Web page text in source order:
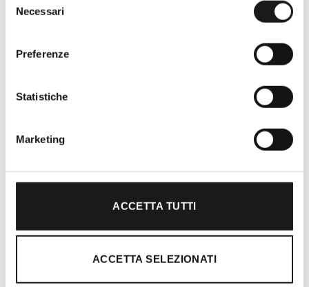
delNecessari
Preferenze
Statistiche
Marketing
ACCETTA TUTTI
ACCETTA SELEZIONATI
Roma, RRTrek è il punto di riferimento
per amanti dell’outdoor a Roma e nel
clienti con professionalità, rendendo
gratificante.